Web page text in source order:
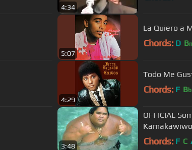
4:34
5:07
La Quiero a
Chords: D B
4:29
Todo Me
Chords: F Bb
3:48
OFFICIAL
Chords: F C